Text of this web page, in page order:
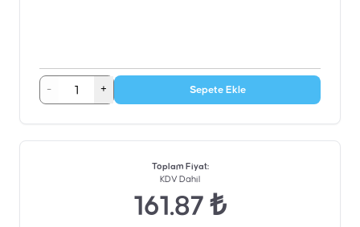
- + Sepete Ekle
Toplam Fiyat:
KDV Dahil
161.87 ₺